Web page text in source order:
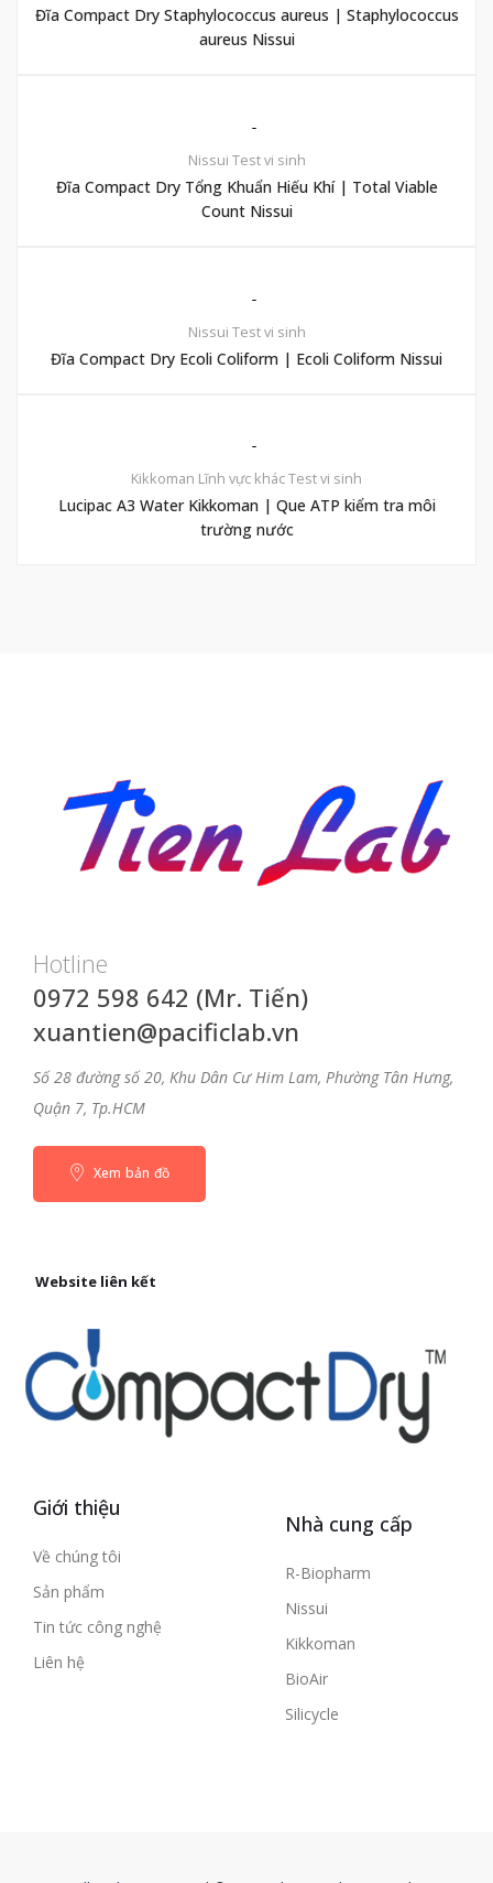
Đĩa Compact Dry Staphylococcus aureus | Staphylococcus
aureus Nissui
Nissui Test vi sinh
Đĩa Compact Dry Tổng Khuẩn Hiếu Khí | Total Viable
Count Nissui
Nissui Test vi sinh
Đĩa Compact Dry Ecoli Coliform | Ecoli Coliform Nissui
Kikkoman Lĩnh vực khácTest vi sinh
Lucipac A3 Water Kikkoman | Que ATP kiểm tra môi
trường nước
Hotline
0972 598 642 (Mr. Tiến)
xuantien@pacificlab.vn
Số 28 đường số 20, Khu Dân Cư Him Lam, Phường Tân Hưng,
Quận 7, Tp.HCM
Xem bản đồ
Website liên kết
Giới thiệu
Về chúng tôi
Sản phẩm
Tin tức công nghệ
Liên hệ
Nhà cung cấp
R-Biopharm
Nissui
Kikkoman
BioAir
Silicycle